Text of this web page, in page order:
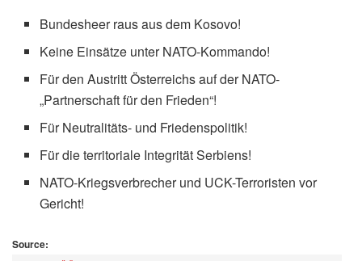
Bundesheer raus aus dem Kosovo!
Keine Einsätze unter NATO-Kommando!
Für den Austritt Österreichs auf der NATO-
„Partnerschaft für den Frieden“!
Für Neutralitäts- und Friedenspolitik!
Für die territoriale Integrität Serbiens!
NATO-Kriegsverbrecher und UCK-Terroristen vor
Gericht!
Source: